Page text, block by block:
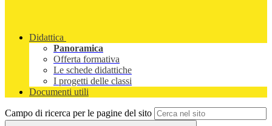
Didattica
Panoramica
Offerta formativa
Le schede didattiche
I progetti delle classi
Documenti utili
Campo di ricerca per le pagine del sito